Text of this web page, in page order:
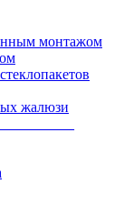
монтажом
жалюзи